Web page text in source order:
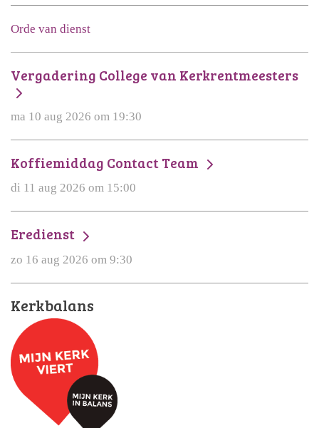
Orde van dienst
Vergadering College van Kerkrentmeesters
ma 10 aug 2026 om 19:30
Koffiemiddag Contact Team
di 11 aug 2026 om 15:00
Eredienst
zo 16 aug 2026 om 9:30
Kerkbalans